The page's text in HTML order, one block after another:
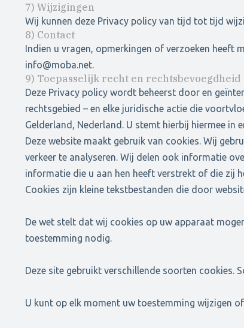
7) Wijzigingen
Wij kunnen deze Privacy policy van tijd tot tijd
8) Contact
Indien u vragen, opmerkingen of verzoeken heeft
info@moba.net.
9) Toepasselijk recht en rechtsbevoegdheid
Deze Privacy policy wordt beheerst door en
rechtsgebied – en elke juridische actie die
Gelderland, Nederland. U stemt hierbij hiermee in
Deze website maakt gebruik van cookies. Wij
verkeer te analyseren. Wij delen ook informatie
informatie die u aan hen heeft verstrekt of die zij
Cookies zijn kleine tekstbestanden die door
De wet stelt dat wij cookies op uw apparaat
toestemming nodig.
Deze site gebruikt verschillende soorten cookies.
U kunt op elk moment uw toestemming wijzigen